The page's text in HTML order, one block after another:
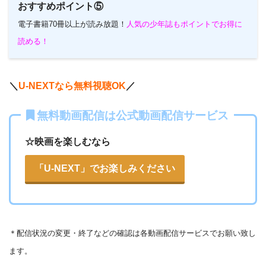
おすすめポイント⑤
電子書籍70冊以上が読み放題！ 人気の少年誌もポイントでお得に
読める！
＼ U-NEXTなら無料視聴OK ／
無料動画配信は公式動画配信サービス
☆映画を楽しむなら
「U-NEXT」でお楽しみください
＊ 配信状況の変更・終了などの確認は各動画配信サービスでお願い致し
ます。